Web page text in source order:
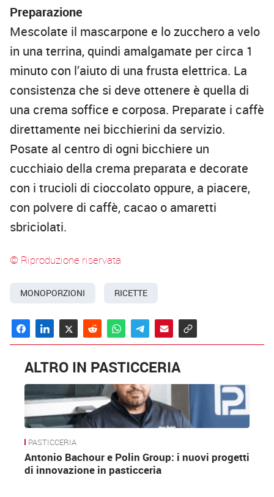
Preparazione
Mescolate il mascarpone e lo zucchero a velo
in una terrina, quindi amalgamate per circa 1
minuto con l’aiuto di una frusta elettrica. La
consistenza che si deve ottenere è quella di
una crema soffice e corposa. Preparate i caffè
direttamente nei bicchierini da servizio.
Posate al centro di ogni bicchiere un
cucchiaio della crema preparata e decorate
con i trucioli di cioccolato oppure, a piacere,
con polvere di caffè, cacao o amaretti
sbriciolati.
© Riproduzione riservata
MONOPORZIONI RICETTE
ALTRO IN PASTICCERIA
PASTICCERIA
Antonio Bachour e Polin Group: i nuovi progetti
di innovazione in pasticceria